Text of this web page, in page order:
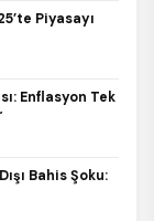
Piyasayı
Enflasyon Tek
Bahis Şoku: